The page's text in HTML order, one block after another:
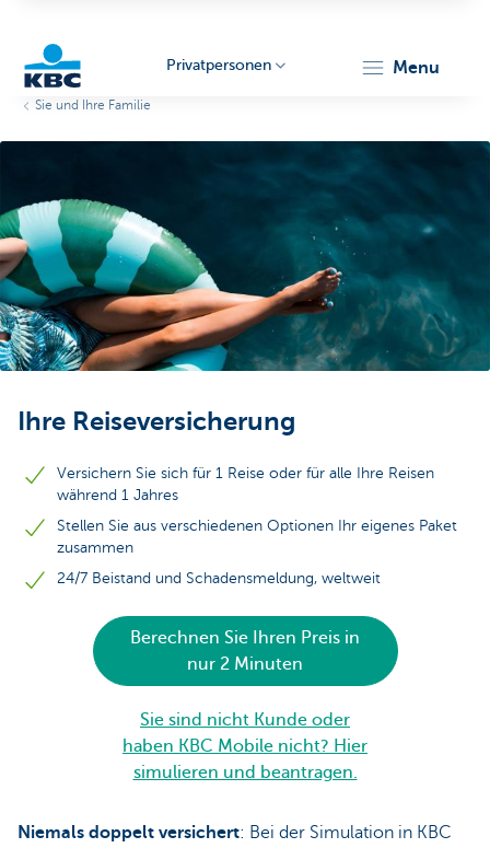
Particulieren
Privatpersonen menu
Sie und Ihre Familie
Ihre Reiseversicherung
Versichern Sie sich für 1 Reise oder für alle Ihre Reisen
während 1 Jahres
Stellen Sie aus verschiedenen Optionen Ihr eigenes Paket
zusammen
24/7 Beistand und Schadensmeldung, weltweit
Berechnen Sie Ihren Preis in
nur 2 Minuten
Sie sind nicht Kunde oder
haben KBC Mobile nicht? Hier
simulieren und beantragen.
Niemals doppelt versichert: Bei der Simulation in KBC